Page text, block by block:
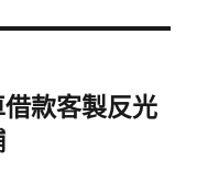
款客製反光